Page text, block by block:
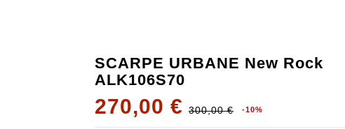
SCARPE URBANE New Rock
ALK106S70
270,00 € 300,00 € -10%